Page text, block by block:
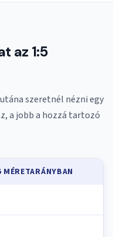
az 1:5
szeretnél nézni egy
a jobb a hozzá tartozó